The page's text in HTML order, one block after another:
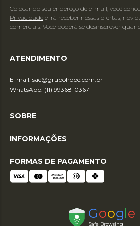
Colocando seu endereço de e-mail, você
Privacidade e irá receber nossas ofertas,
comerciais. Você poderá se desinscrever
ATENDIMENTO
E-mail: sac@grupohope.com.br
WhatsApp: (11) 99368-0367
SOBRE
INFORMAÇÕES
FORMAS DE PAGAMENTO